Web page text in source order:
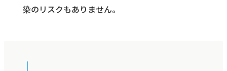
染のリスクもありません。